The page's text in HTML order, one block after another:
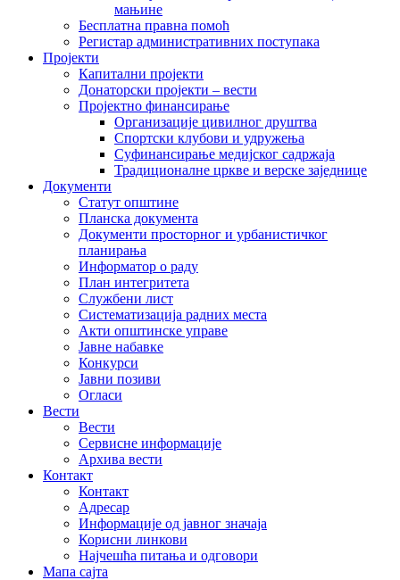
мањине
Бесплатна правна помоћ
Регистар административних поступака
Пројекти
Капитални пројекти
Донаторски пројекти – вести
Пројектно финансирање
Организације цивилног друштва
Спортски клубови и удружења
Суфинансирање медијског садржаја
Традиционалне цркве и верске заједнице
Документи
Статут општине
Планска документа
Документи просторног и урбанистичког
планирања
Информатор о раду
План интегритета
Службени лист
Систематизација радних места
Акти општинске управе
Јавне набавке
Конкурси
Јавни позиви
Огласи
Вести
Вести
Сервисне информације
Архива вести
Контакт
Контакт
Адресар
Информације од јавног значаја
Корисни линкови
Најчешћа питања и одговори
Мапа сајта